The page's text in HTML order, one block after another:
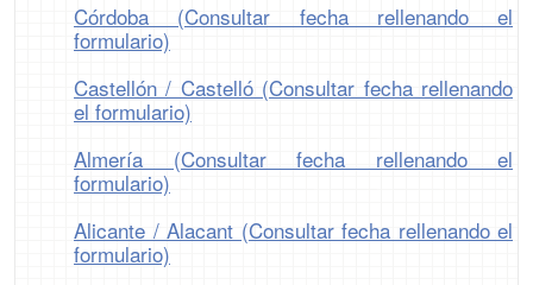
Córdoba (Consultar fecha rellenando el
formulario)
Castellón / Castelló (Consultar fecha rellenando
el formulario)
Almería (Consultar fecha rellenando el
formulario)
Alicante / Alacant (Consultar fecha rellenando el
formulario)